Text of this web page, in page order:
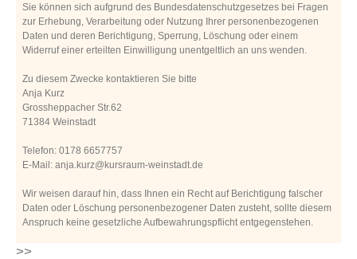
Sie können sich aufgrund des Bundesdatenschutzgesetzes bei Fragen
zur Erhebung, Verarbeitung oder Nutzung Ihrer personenbezogenen
Daten und deren Berichtigung, Sperrung, Löschung oder einem
Widerruf einer erteilten Einwilligung unentgeltlich an uns wenden.
Zu diesem Zwecke kontaktieren Sie bitte
Anja Kurz
Grossheppacher Str.62
71384 Weinstadt
Telefon: 0178 6657757
E-Mail: anja.kurz@kursraum-weinstadt.de
Wir weisen darauf hin, dass Ihnen ein Recht auf Berichtigung falscher
Daten oder Löschung personenbezogener Daten zusteht, sollte diesem
Anspruch keine gesetzliche Aufbewahrungspflicht entgegenstehen.
>>